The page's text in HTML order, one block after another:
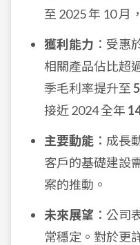
至 2025 年 10 月
獲利能力 ：受惠
相關產品佔比超
季毛利率提升至
接近 2024 全年
主要動能 ：成長
客戶的基礎建設
案的推動。
未來展望 ：公司
常穩定。對於更